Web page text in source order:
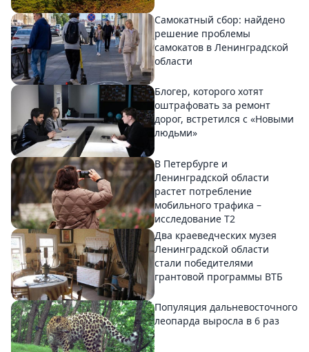
Самокатный сбор: найдено
решение проблемы
самокатов в Ленинградской
области
Блогер, которого хотят
оштрафовать за ремонт
дорог, встретился с «Новыми
людьми»
В Петербурге и
Ленинградской области
растет потребление
мобильного трафика –
исследование T2
Два краеведческих музея
Ленинградской области
стали победителями
грантовой программы ВТБ
Популяция дальневосточного
леопарда выросла в 6 раз